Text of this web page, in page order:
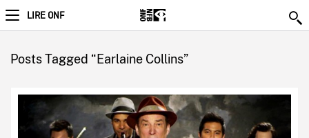
LIRE ONF
Posts Tagged “Earlaine Collins”